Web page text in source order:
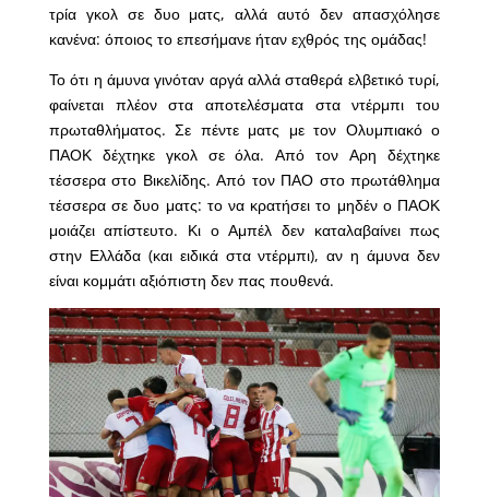
τρία γκολ σε δυο ματς, αλλά αυτό δεν απασχόλησε
κανένα: όποιος το επεσήμανε ήταν εχθρός της ομάδας!
Το ότι η άμυνα γινόταν αργά αλλά σταθερά ελβετικό τυρί,
φαίνεται πλέον στα αποτελέσματα στα ντέρμπι του
πρωταθλήματος. Σε πέντε ματς με τον Ολυμπιακό ο
ΠΑΟΚ δέχτηκε γκολ σε όλα. Από τον Αρη δέχτηκε
τέσσερα στο Βικελίδης. Από τον ΠΑΟ στο πρωτάθλημα
τέσσερα σε δυο ματς: το να κρατήσει το μηδέν ο ΠΑΟΚ
μοιάζει απίστευτο. Κι ο Αμπέλ δεν καταλαβαίνει πως
στην Ελλάδα (και ειδικά στα ντέρμπι), αν η άμυνα δεν
είναι κομμάτι αξιόπιστη δεν πας πουθενά.